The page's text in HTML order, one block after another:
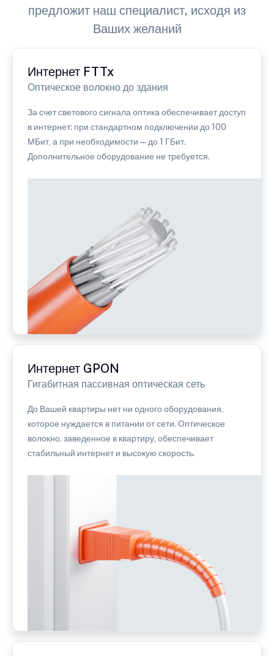
предложит наш специалист, исходя из
Ваших желаний
Интернет FTTx
Оптическое волокно до здания
За счет светового сигнала оптика обеспечивает доступ
в интернет: при стандартном подключении до 100
МБит, а при необходимости — до 1 ГБит.
Дополнительное оборудование не требуется.
Интернет GPON
Гигабитная пассивная оптическая сеть
До Вашей квартиры нет ни одного оборудования,
которое нуждается в питании от сети. Оптическое
волокно, заведенное в квартиру, обеспечивает
стабильный интернет и высокую скорость.